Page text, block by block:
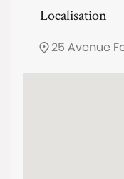
Localisation
25 Avenue